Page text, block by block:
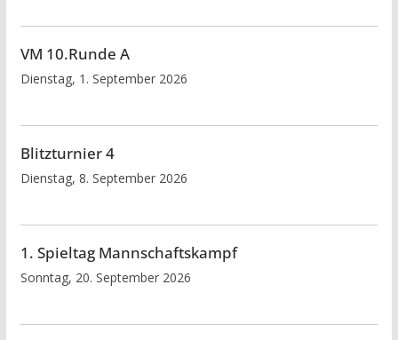
VM 10.Runde A
Dienstag, 1. September 2026
Blitzturnier 4
Dienstag, 8. September 2026
1. Spieltag Mannschaftskampf
Sonntag, 20. September 2026